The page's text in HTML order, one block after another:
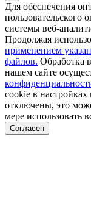
Для обеспечения
пользовательского
системы веб-
Продолжая
применением
файлов. Обработка
нашем сайте
cookie в
отключены, это
мере использовать
Согласен